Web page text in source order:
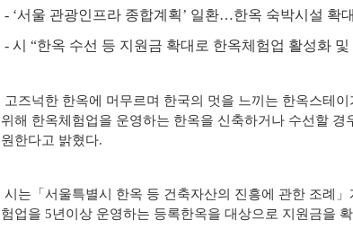
자료실
- ‘서울 관광인프라 종합계획’ 일환…한옥 숙박시설 확
- 시 “한옥 수선 등 지원금 확대로 한옥체험업 활성화
고즈넉한 한옥에 머무르며 한국의 멋을 느끼는 한옥스테
위해 한옥체험업을 운영하는 한옥을 신축하거나 수선할
원한다고 밝혔다.
시는「서울특별시 한옥 등 건축자산의 진흥에 관한 조례
험업을 5년이상 운영하는 등록한옥을 대상으로 지원금을